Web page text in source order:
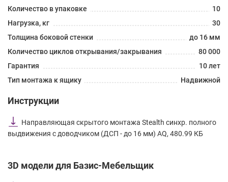
Количество в упаковке
10
Нагрузка, кг
30
Толщина боковой стенки
до 16 мм
Количество циклов открывания/закрывания
80 000
Гарантия
10 лет
Тип монтажа к ящику
Надвижной
Инструкции
Направляющая скрытого монтажа Stealth синхр. полного
выдвижения с доводчиком (ДСП - до 16 мм) AQ, 480.99 КБ
3D модели для Базис-Мебельщик